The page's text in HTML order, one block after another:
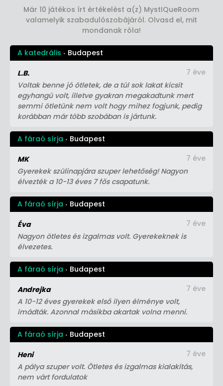
Már 10 játékos írt értékelést a(z) MystIQueRoom
valamelyik szabadulószobájáról. Olvasd el, mit
mondanak róla!
A katedrális Budapest
L.B.
Voltak benne jó ötletek, de a túl sok lakat kicsit
egyhangú volt, illetve gyakran megakadtunk mert
semmi ötletünk nem volt hogy mihez fogjunk, pedig
korábban már több szobában is jártunk.
7 éve
A fáraó sírja Budapest
MK
Gyerekek szülinapjára szuper lehetőség! Nagyon
élvezték a 10-13 éves 7 fős csapatunk.
7 éve
A fáraó sírja Budapest
Éva
Nagyon ötletes és izgalmas volt. Gyerekeknek is
élvezetes.
7 éve
A fáraó sírja Budapest
Andrejka
A 10-12 éves gyerekek első ilyen élménye volt,
imádták. Azonnal másikba akartak volna menni.
7 éve
A fáraó sírja Budapest
Heni
A pálya szuper volt. Ötletes és izgalmas kialakítás,
nem várt fordulatok
7 éve